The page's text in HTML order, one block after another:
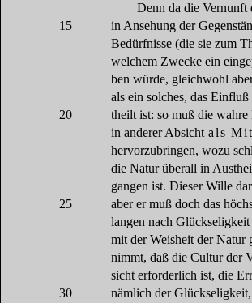
Denn da die Vernunft
15
in Ansehung der
Bedürfnisse (die sie zum
welchem Zwecke ein
ben würde, gleichwohl
als ein solches, das Einfluß
20
theilt ist: so muß die wahre
in anderer Absicht als
hervorzubringen, wozu
die Naturüberall in
gangen ist. DieserWille
25
aber er muß doch das
langen nach Glückseligkeit
mit der Weisheit der Natur
nimmt, daß die Culturder
sicht erforderlich ist, die
30
nämlich der Glückseligkeit